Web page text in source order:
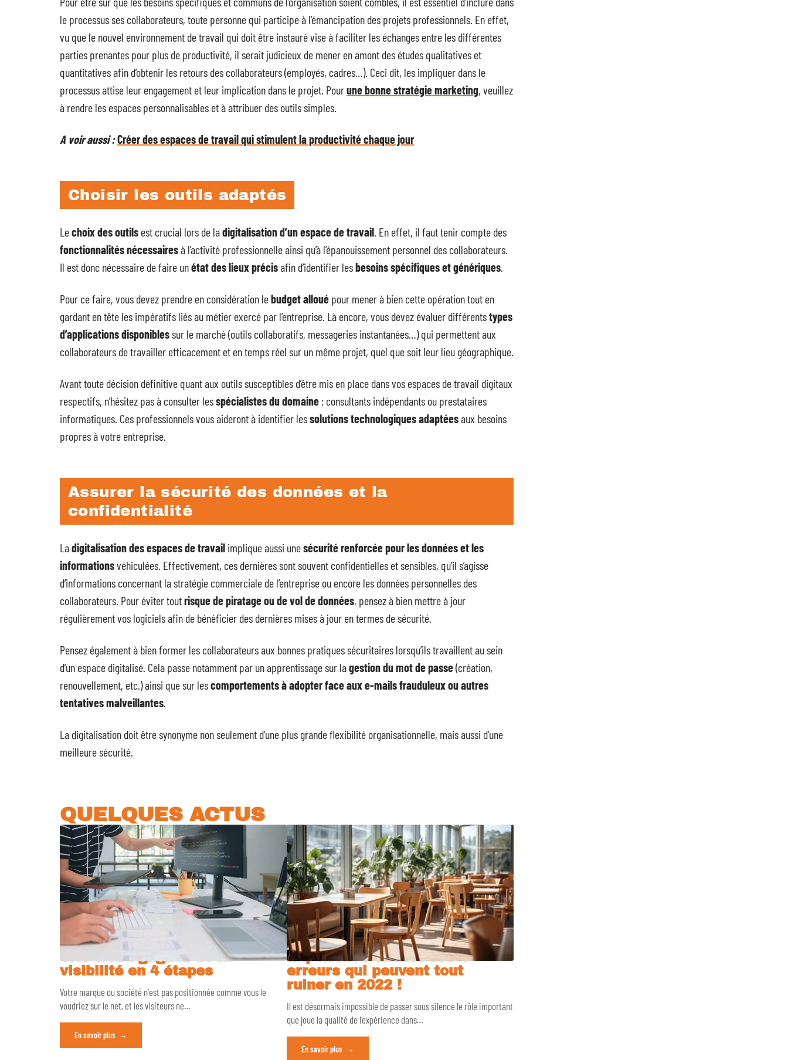
le processus ses collaborateurs, toute personne qui participe à l’émancipation des projets professionnels. En effet,
vu que le nouvel environnement de travail qui doit être instauré vise à faciliter les échanges entre les différentes
parties prenantes pour plus de productivité, il serait judicieux de mener en amont des études qualitatives et
quantitatives afin d’obtenir les retours des collaborateurs (employés, cadres…). Ceci dit, les impliquer dans le
processus attise leur engagement et leur implication dans le projet. Pourune bonne stratégie marketing, veuillez
à rendre les espaces personnalisables et à attribuer des outils simples.
A voir aussi :Créer des espaces de travail qui stimulent la productivité chaque jour
Choisir les outils adaptés
Lechoix des outils est crucial lors de ladigitalisation d’un espace de travail. En effet, il faut tenir compte des
fonctionnalités nécessairesà l’activité professionnelle ainsi qu’à l’épanouissement personnel des collaborateurs.
Il est donc nécessaire de faire unétat des lieux précisafin d’identifier lesbesoins spécifiques et génériques.
Pour ce faire, vous devez prendre en considération lebudget alloué pour mener à bien cette opération tout en
gardant en tête les impératifs liés au métier exercé par l’entreprise. Là encore, vous devez évaluer différentstypes
d’applications disponiblessur le marché (outils collaboratifs, messageries instantanées…) qui permettent aux
collaborateurs de travailler efficacement et en temps réel sur un même projet, quel que soit leur lieu géographique.
Avant toute décision définitive quant aux outils susceptibles d’être mis en place dans vos espaces de travail digitaux
respectifs, n’hésitez pas à consulter lesspécialistes du domaine : consultants indépendants ou prestataires
informatiques. Ces professionnels vous aideront à identifier lessolutions technologiques adaptéesaux besoins
propres à votre entreprise.
Assurer la sécurité des données et la
confidentialité
Ladigitalisation des espaces de travail implique aussi unesécurité renforcée pour les données et les
informationsvéhiculées. Effectivement, ces dernières sont souvent confidentielles et sensibles, qu’il s’agisse
d’informations concernant la stratégie commerciale de l’entreprise ou encore les données personnelles des
collaborateurs. Pour éviter toutrisque de piratage ou de vol de données, pensez à bien mettre à jour
régulièrement vos logiciels afin de bénéficier des dernières mises à jour en termes de sécurité.
Pensez également à bien former les collaborateurs aux bonnes pratiques sécuritaires lorsqu’ils travaillent au sein
d’un espace digitalisé. Cela passe notamment par un apprentissage sur lagestion du mot de passe(création,
renouvellement, etc.) ainsi que sur lescomportements à adopter face aux e-mails frauduleux ou autres
tentatives malveillantes.
La digitalisation doit être synonyme non seulement d’une plus grande flexibilité organisationnelle, mais aussi d’une
meilleure sécurité.
QUELQUES ACTUS
Site web : gagnez de la
visibilité en 4 étapes
Votre marque ou société n'est pas positionnée comme vous le
voudriez sur le net, et les visiteurs ne…
En savoir plus
Expérience client : ces 4
erreurs qui peuvent tout
ruiner en 2022 !
Il est désormais impossible de passer sous silence le rôle important
que joue la qualité de l’expérience dans…
En savoir plus